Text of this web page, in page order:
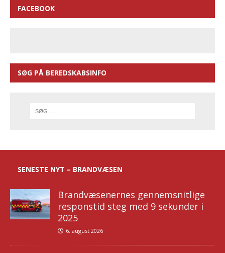
FACEBOOK
SØG PÅ BEREDSKABSINFO
SENESTE NYT – BRANDVÆSEN
Brandvæsenernes gennemsnitlige
responstid steg med 9 sekunder i
2025
6. august 2026